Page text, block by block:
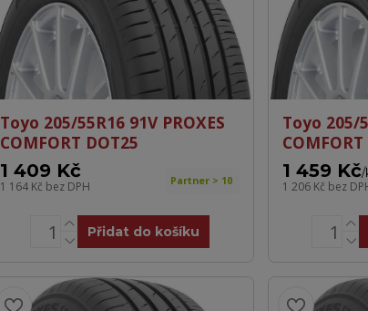
Toyo 205/55R16 91V PROXES
COMFORT DOT25
1 409 Kč
1 164 Kč bez DPH Partner > 10
Přidat do košíku
Toyo 205/
1 459 Kč/
1 206 Kč bez